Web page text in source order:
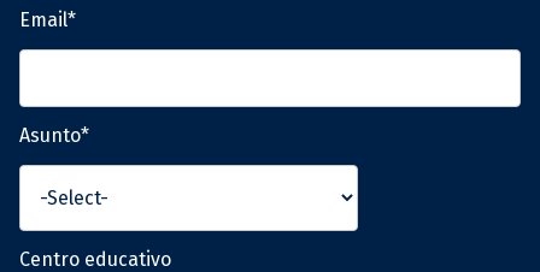
Email*
Asunto*
Centro educativo